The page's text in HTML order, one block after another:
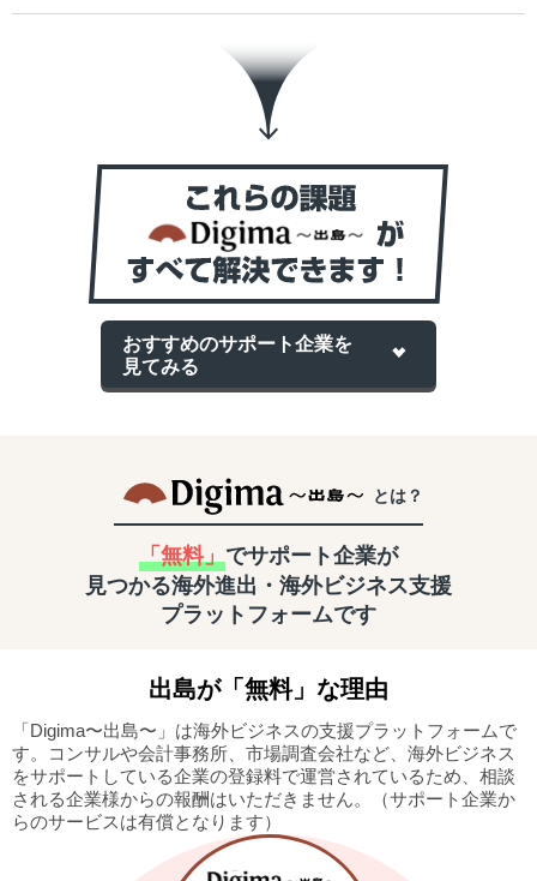
おすすめのサポート企業を
見てみる
とは？
「無料」 でサポート企業が
見つかる海外進出・海外ビジネス支援
プラットフォームです
出島が「無料」な理由
「Digima〜出島〜」は海外ビジネスの支援プラットフォームで
す。
コンサルや会計事務所、市場調査会社など、海外ビジネス
をサポートしている企業の登録料で運営されているため、相談
される企業様からの報酬はいただきません。
（サポート企業か
らのサービスは有償となります）